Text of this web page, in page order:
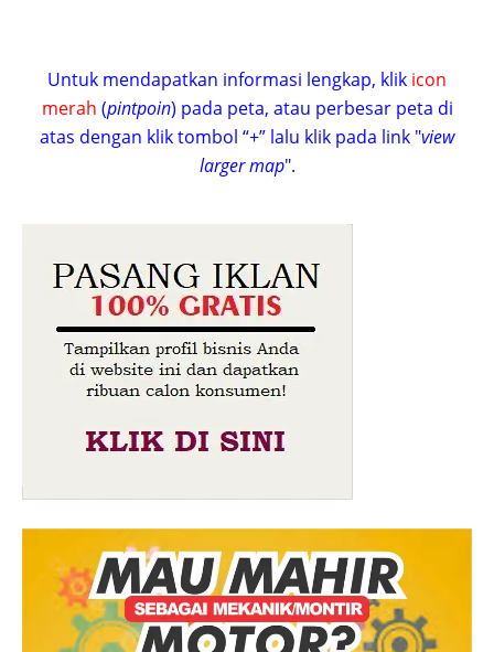
Untuk mendapatkan informasi lengkap, klik icon
merah (pintpoin) pada peta, atau perbesar peta di
atas dengan klik tombol “+” lalu klik pada link "view
larger map".